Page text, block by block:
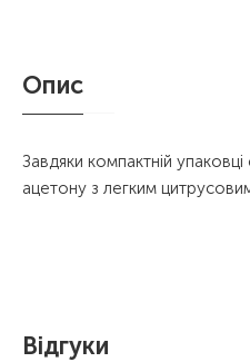
Опис
Завдяки компактній
ацетону з легким
Відгуки